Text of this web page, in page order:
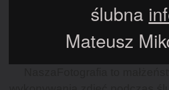
ślubna
Mateusz